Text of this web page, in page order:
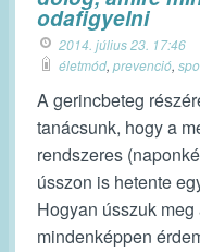
odafigyelni
2014. július 23. 17:46
életmód, prevenció,
A gerincbeteg
tanácsunk, hogy a
rendszeres
ússzon is hetente
Hogyan ússzuk
mindenképpen